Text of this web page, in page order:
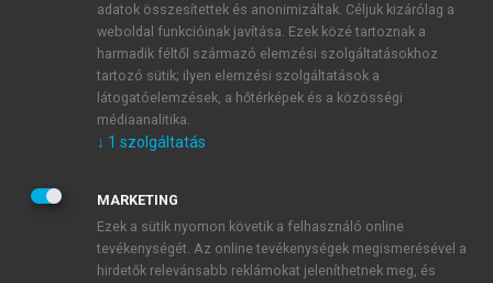
E-MAIL-CÍM
JELSZÓ
JELSZÓ ÚJRA
adatok összesítettek és anonimizáltak. Céljuk kizárólag a
weboldal funkcióinak javítása. Ezek közé tartoznak a
harmadik féltől származó elemzési szolgáltatásokhoz
tartozó sütik; ilyen elemzési szolgáltatások a
látogatóelemzések, a hőtérképek és a közösségi
médiaanalitika.
↓ 1 szolgáltatás
MARKETING
Ezek a sütik nyomon követik a felhasználó online
tevékenységét. Az online tevékenységek megismerésével a
hirdetők relevánsabb reklámokat jeleníthetnek meg, és